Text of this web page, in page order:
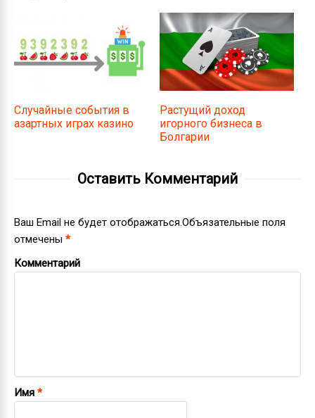
Случайные события в
азартных играх казино
Растущий доход
игорного бизнеса в
Болгарии
Оставить Комментарий
Ваш Email не будет отображаться.Объязательные поля
отмечены *
Комментарий
Имя *